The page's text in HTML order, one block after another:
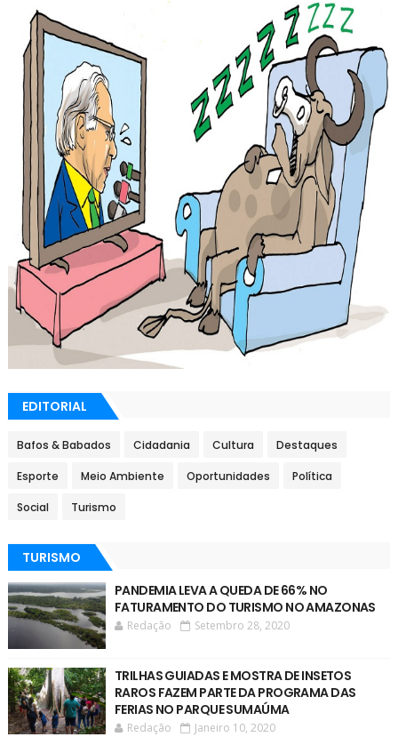
EDITORIAL
Bafos & Babados Cidadania Cultura Destaques
Esporte Meio Ambiente Oportunidades Política
Social Turismo
TURISMO
PANDEMIA LEVA A QUEDA DE 66% NO
FATURAMENTO DO TURISMO NO AMAZONAS
Redação Setembro 28, 2020
TRILHAS GUIADAS E MOSTRA DE INSETOS
RAROS FAZEM PARTE DA PROGRAMA DAS
FERIAS NO PARQUE SUMAÚMA
Redação Janeiro 10, 2020